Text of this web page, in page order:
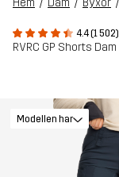
Hem Dam Byxor
4.4 (1 502)
RVRC GP Shorts Dam
Modellen har